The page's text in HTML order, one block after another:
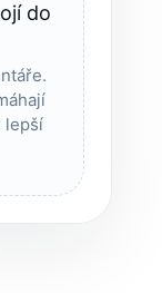
do
lepší